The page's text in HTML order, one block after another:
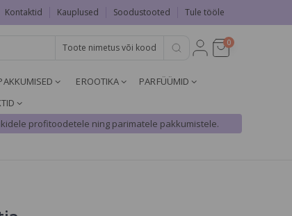
Kontaktid Kauplused Soodustooted Tule tööle
0
EROOTIKA
PARFÜÜMID
profitoodetele ning parimatele pakkumistele.